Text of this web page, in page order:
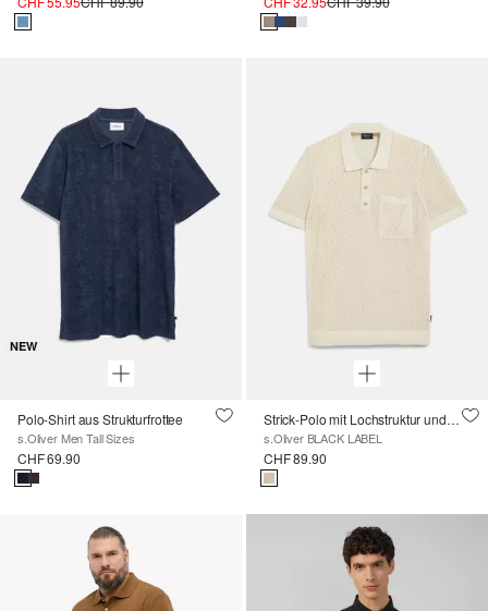
NEW
Polo-Shirt aus Strukturfrottee
s.Oliver Men Tall Sizes
CHF 69.90
Strick-Polo mit Lochstruktur und Brusttasche
s.Oliver BLACK LABEL
CHF 89.90